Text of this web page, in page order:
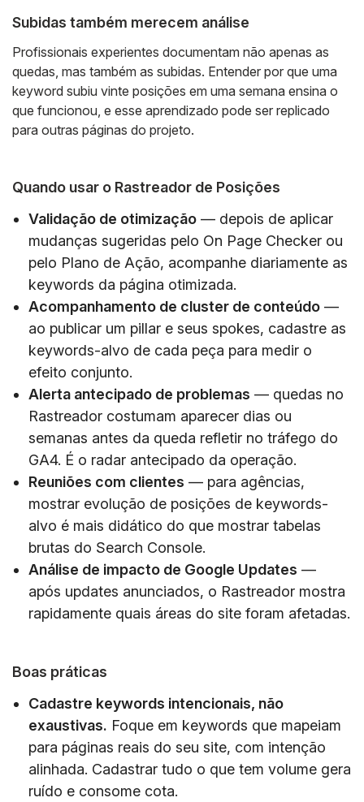
Subidas também merecem análise
Profissionais experientes documentam não apenas as
quedas, mas também as subidas. Entender por que uma
keyword subiu vinte posições em uma semana ensina o
que funcionou, e esse aprendizado pode ser replicado
para outras páginas do projeto.
Quando usar o Rastreador de Posições
Validação de otimização — depois de aplicar
mudanças sugeridas pelo On Page Checker ou
pelo Plano de Ação, acompanhe diariamente as
keywords da página otimizada.
Acompanhamento de cluster de conteúdo —
ao publicar um pillar e seus spokes, cadastre as
keywords-alvo de cada peça para medir o
efeito conjunto.
Alerta antecipado de problemas — quedas no
Rastreador costumam aparecer dias ou
semanas antes da queda refletir no tráfego do
GA4. É o radar antecipado da operação.
Reuniões com clientes — para agências,
mostrar evolução de posições de keywords-
alvo é mais didático do que mostrar tabelas
brutas do Search Console.
Análise de impacto de Google Updates —
após updates anunciados, o Rastreador mostra
rapidamente quais áreas do site foram afetadas.
Boas práticas
Cadastre keywords intencionais, não
exaustivas. Foque em keywords que mapeiam
para páginas reais do seu site, com intenção
alinhada. Cadastrar tudo o que tem volume gera
ruído e consome cota.